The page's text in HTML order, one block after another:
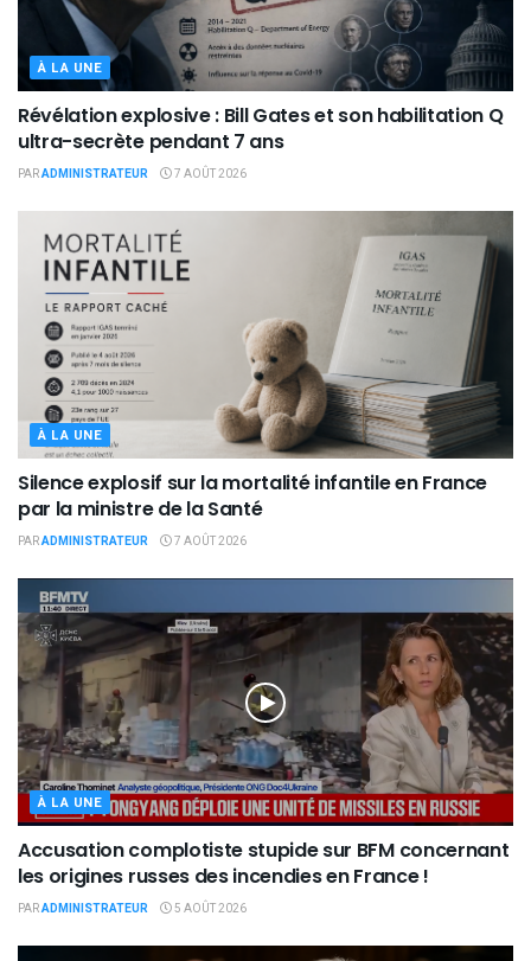
À LA UNE
Révélation explosive : Bill Gates et son habilitation Q
ultra-secrète pendant 7 ans
PARADMINISTRATEUR 7 AOÛT 2026
À LA UNE
Silence explosif sur la mortalité infantile en France
par la ministre de la Santé
PARADMINISTRATEUR 7 AOÛT 2026
À LA UNE
Accusation complotiste stupide sur BFM concernant
les origines russes des incendies en France !
PARADMINISTRATEUR 5 AOÛT 2026